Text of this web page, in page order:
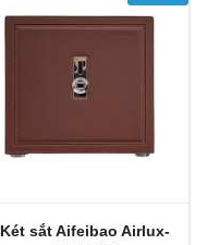
Két sắt Aifeibao Airlux-